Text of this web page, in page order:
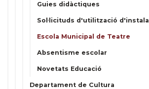
Guies didàctiques
Sol·licituds d'utilització
Escola Municipal de Teatre
Absentisme escolar
Novetats Educació
Departament de Cultura